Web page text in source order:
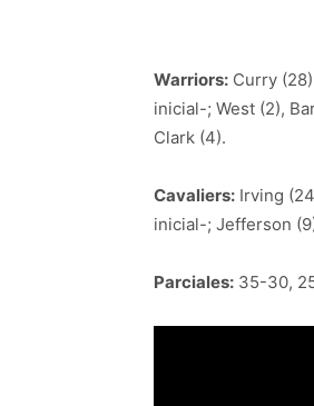
Warriors: Curry
inicial-; West (2),
Clark (4).
Cavaliers: Irving
inicial-; Jefferson
Parciales: 35-30,